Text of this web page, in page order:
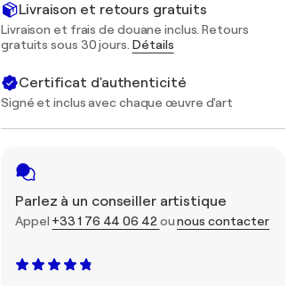
Livraison et retours gratuits
Livraison et frais de douane inclus. Retours
gratuits sous 30 jours. Détails
Certificat d'authenticité
Signé et inclus avec chaque œuvre d'art
Parlez à un conseiller artistique
Appel +33 1 76 44 06 42 ounous contacter